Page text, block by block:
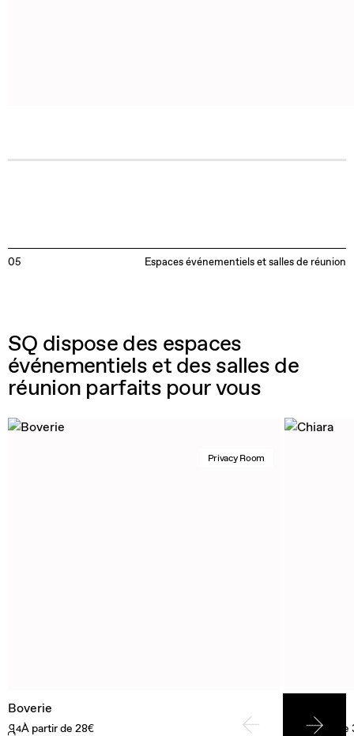
05 Espaces événementiels et salles de réunion
SQ dispose des espaces
événementiels et des salles de
réunion parfaits pour vous
Privacy Room
Boverie
4À partir de 28€ À partir de